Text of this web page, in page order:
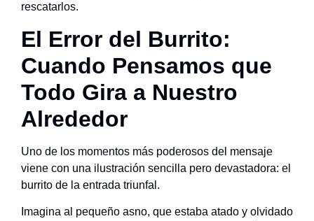
rescatarlos.
El Error del Burrito:
Cuando Pensamos que
Todo Gira a Nuestro
Alrededor
Uno de los momentos más poderosos del mensaje
viene con una ilustración sencilla pero devastadora: el
burrito de la entrada triunfal.
Imagina al pequeño asno, que estaba atado y olvidado